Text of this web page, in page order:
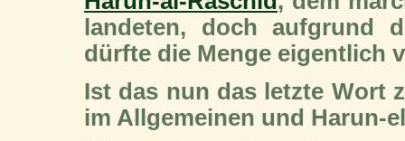
landeten, doch aufgrund
dürfte die Menge eigentlich
Ist das nun das letzte Wort
im Allgemeinen und Harun-